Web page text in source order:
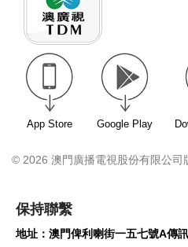
App Store Google Play
© 2026 澳門廣播電視股份有限公司
保持聯繫
地址：澳門俾利喇街一五七號A傳